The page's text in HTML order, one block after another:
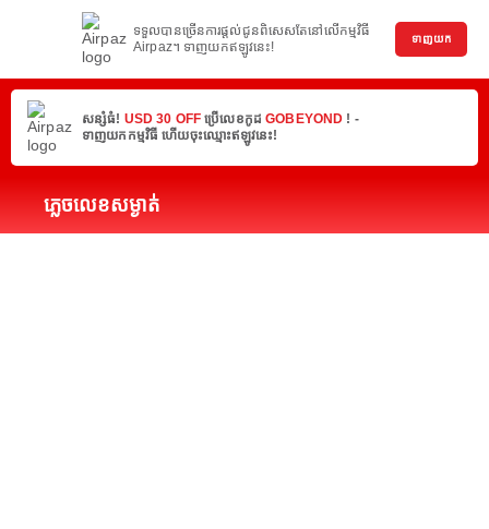
ទទួលបានច្រើនការផ្តល់ជូនពិសេសតែនៅលើកម្មវិធី
Airpaz។ ទាញយកឥឡូវនេះ!
ទាញយក
សន្សំធំ! USD 30 OFFប្រើលេខកូដGOBEYOND ! -
ទាញយកកម្មវិធី ហើយចុះឈ្មោះឥឡូវនេះ!
ភ្លេចលេខសម្ងាត់